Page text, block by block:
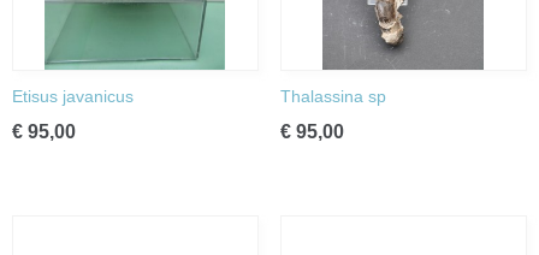
Etisus javanicus
€ 95,00
Thalassina sp
€ 95,00